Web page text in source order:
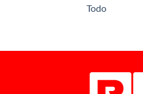
Todo